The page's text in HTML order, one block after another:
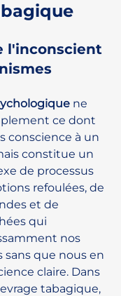
l'inconscient
ne
ce dont
conscience à un
constitue un
de processus
refoulées, de
et de
qui
nos
que nous en
claire. Dans
tabagique,